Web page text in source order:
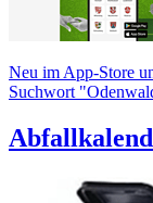
Neu im App-Store
Suchwort